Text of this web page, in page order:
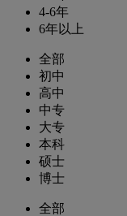
4-6年
6年以上
全部
初中
高中
中专
大专
本科
硕士
博士
全部